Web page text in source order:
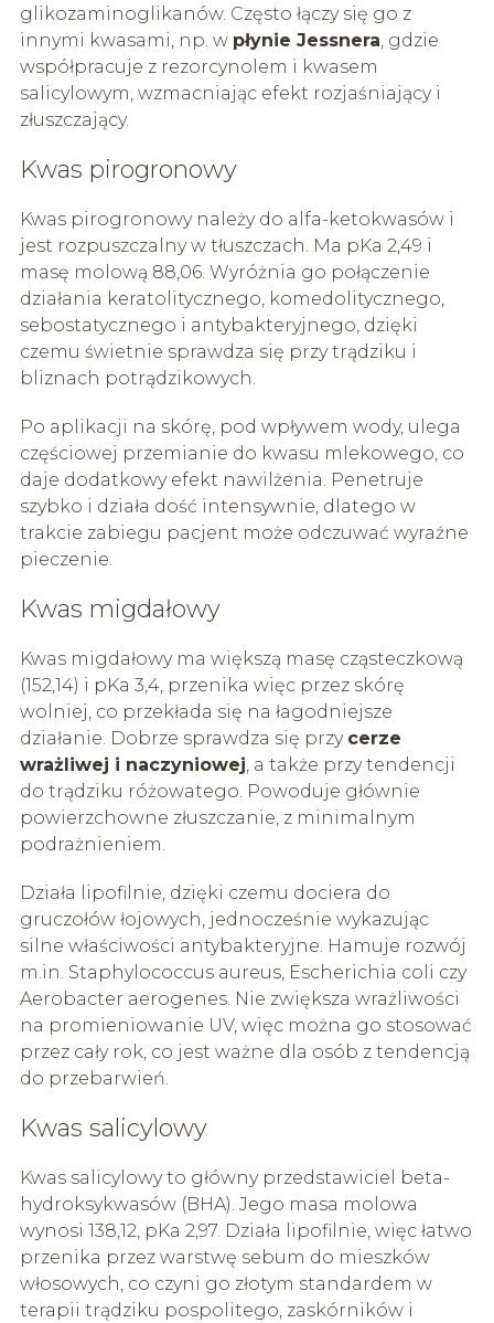
glikozaminoglikanów. Często łączy się go z
innymi kwasami, np. w płynie Jessnera, gdzie
współpracuje z rezorcynolem i kwasem
salicylowym, wzmacniając efekt rozjaśniający i
złuszczający.
Kwas pirogronowy
Kwas pirogronowy należy do alfa-ketokwasów i
jest rozpuszczalny w tłuszczach. Ma pKa 2,49 i
masę molową 88,06. Wyróżnia go połączenie
działania keratolitycznego, komedolitycznego,
sebostatycznego i antybakteryjnego, dzięki
czemu świetnie sprawdza się przy trądziku i
bliznach potrądzikowych.
Po aplikacji na skórę, pod wpływem wody, ulega
częściowej przemianie do kwasu mlekowego, co
daje dodatkowy efekt nawilżenia. Penetruje
szybko i działa dość intensywnie, dlatego w
trakcie zabiegu pacjent może odczuwać wyraźne
pieczenie.
Kwas migdałowy
Kwas migdałowy ma większą masę cząsteczkową
(152,14) i pKa 3,4, przenika więc przez skórę
wolniej, co przekłada się na łagodniejsze
działanie. Dobrze sprawdza się przy cerze
wrażliwej i naczyniowej, a także przy tendencji
do trądziku różowatego. Powoduje głównie
powierzchowne złuszczanie, z minimalnym
podrażnieniem.
Działa lipofilnie, dzięki czemu dociera do
gruczołów łojowych, jednocześnie wykazując
silne właściwości antybakteryjne. Hamuje rozwój
m.in. Staphylococcus aureus, Escherichia coli czy
Aerobacter aerogenes. Nie zwiększa wrażliwości
na promieniowanie UV, więc można go stosować
przez cały rok, co jest ważne dla osób z tendencją
do przebarwień.
Kwas salicylowy
Kwas salicylowy to główny przedstawiciel beta-
hydroksykwasów (BHA). Jego masa molowa
wynosi 138,12, pKa 2,97. Działa lipofilnie, więc łatwo
przenika przez warstwę sebum do mieszków
włosowych, co czyni go złotym standardem w
terapii trądziku pospolitego, zaskórników i